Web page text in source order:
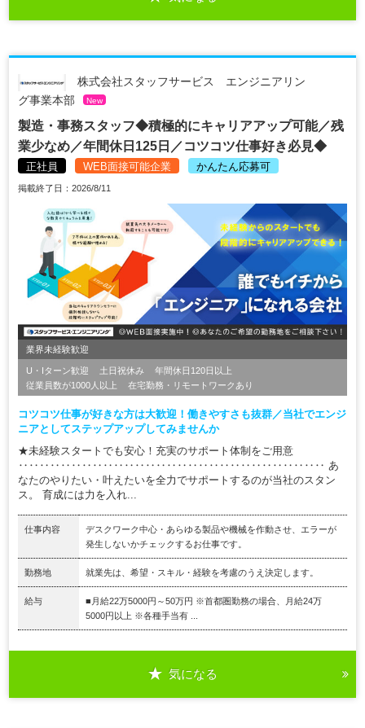
株式会社スタッフサービス エンジニアリン
グ事業本部
New
製造・事務スタッフ◆積極的にキャリアアップ可能／残
業少なめ／年間休日125日／コツコツ仕事好き必見◆
正社員 WEB面接可能企業 かんたん応募可
掲載終了日：2026/8/11
業界未経験歓迎
U・Iターン歓迎 土日祝休み
年間休日120日以上
従業員数が1000人以上
在宅勤務・リモートワークあり
コツコツ仕事が好きな方は大歓迎！働きやすさも抜群／当社でエンジ
ニアとしてステップアップしてみませんか
★未経験スタートでも安心！充実のサポート体制をご用意
‥‥‥‥‥‥‥‥‥‥‥‥‥‥‥‥‥‥‥‥‥‥‥‥‥‥‥‥‥ あ
なたのやりたい・叶えたいを全力でサポートするのが当社のスタン
ス。 育成には力を入れ...
仕事内容
デスクワーク中心・あらゆる製品や機械を作動させ、エラーが
発生しないかチェックするお仕事です。
勤務地 就業先は、希望・スキル・経験を考慮のうえ決定します。
給与
■月給22万5000円～50万円 ※首都圏勤務の場合、月給24万
5000円以上 ※各種手当有 ...
気になる